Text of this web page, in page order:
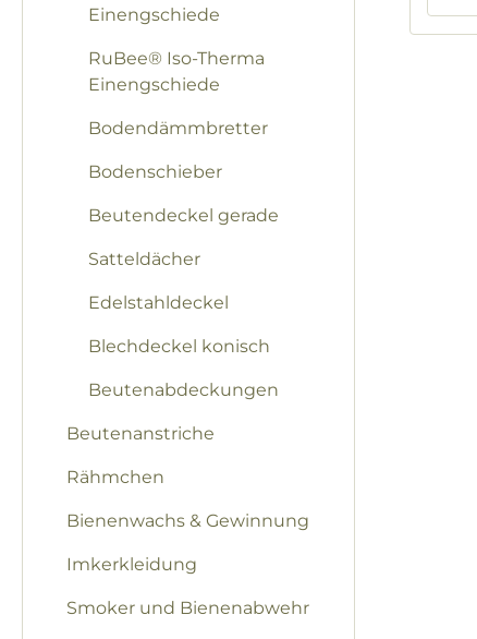
Einengschiede
RuBee® Iso-Therma
Einengschiede
Bodendämmbretter
Bodenschieber
Beutendeckel gerade
Satteldächer
Edelstahldeckel
Blechdeckel konisch
Beutenabdeckungen
Beutenanstriche
Rähmchen
Bienenwachs & Gewinnung
Imkerkleidung
Smoker und Bienenabwehr